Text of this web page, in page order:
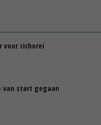
voor cichorei
van start gegaan